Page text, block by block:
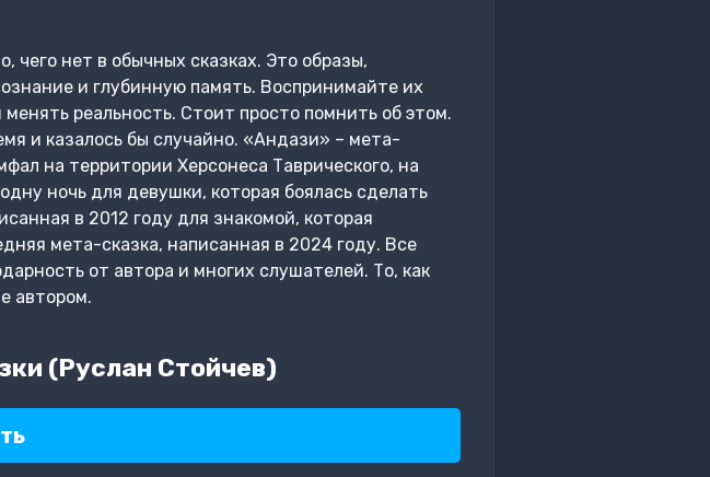
чего нет в обычных сказках. Это образы,
и глубинную память. Воспринимайте их
реальность. Стоит просто помнить об этом.
и казалось бы случайно. «Андази» – мета-
на территории Херсонеса Таврического, на
ночь для девушки, которая боялась сделать
в 2012 году для знакомой, которая
мета-сказка, написанная в 2024 году. Все
от автора и многих слушателей. То, как
автором.
(Руслан Стойчев)